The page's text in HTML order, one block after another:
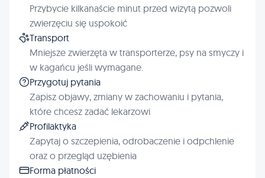
Przybycie kilkanaście minut przed wizytą pozwoli
zwierzęciu się uspokoić
Transport
Mniejsze zwierzęta w transporterze, psy na smyczy i
w kagańcu jeśli wymagane.
Przygotuj pytania
Zapisz objawy, zmiany w zachowaniu i pytania,
które chcesz zadać lekarzowi
Profilaktyka
Zapytaj o szczepienia, odrobaczenie i odpchlenie
oraz o przegląd uzębienia
Forma płatności